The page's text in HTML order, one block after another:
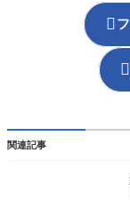


関連記事